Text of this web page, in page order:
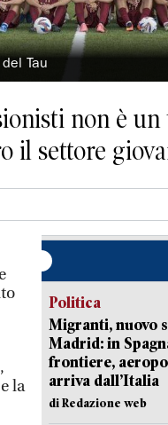
Tau
non è un
il settore
la
Politica
Migranti, nuovo
Madrid: in
frontiere,
arriva dall’Italia
di Redazione web